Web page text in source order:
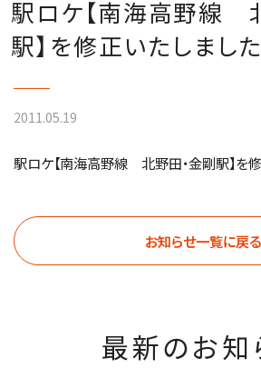
駅ロケ【南海高野線
駅】を修正いたしました
2011.05.19
駅ロケ【南海高野線 北野田・金剛駅】を修
お知らせ一覧に戻る
最新のお知